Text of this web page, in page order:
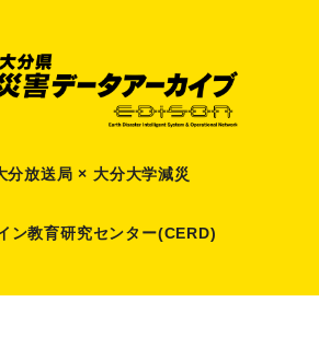
分放送局 × 大分大学減災
ン教育研究センター(CERD)